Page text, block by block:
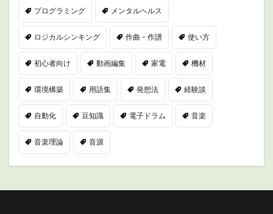
プログラミング メンタルヘルス
ロジカルシンキング 作曲・作譜 使い方
初心者向け 動画編集 家電 機材
環境構築 用語集 発想法 経験談
自動化 豆知識 電子ドラム 音楽
音楽理論 音源